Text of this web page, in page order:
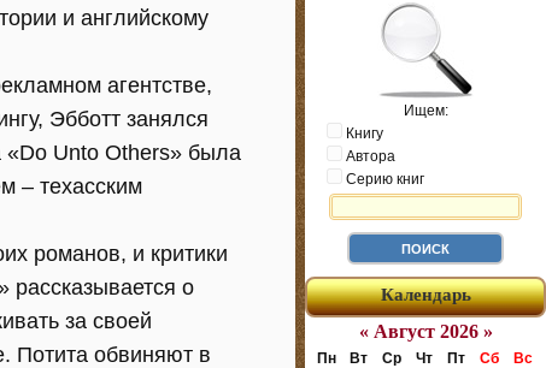
и английскому
агентстве,
Эбботт занялся
«Do Unto Others» была
– техасским
романов, и критики
рассказывается о
за своей
Потита обвиняют в
Ищем:
Книгу
Автора
Серию книг
Календарь
« Август 2026 »
Пн Вт Ср Чт Пт Сб Вс